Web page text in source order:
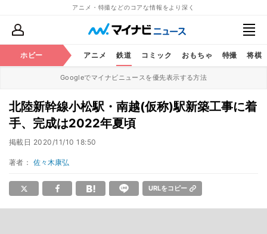
アニメ・特撮などのコアな情報をより深く
ホビー アニメ 鉄道 コミック おもちゃ 特撮 将棋
Googleでマイナビニュースを優先表示する方法
北陸新幹線小松駅・南越(仮称)駅新築工事に着
手、完成は2022年夏頃
掲載日 2020/11/10 18:50
著者： 佐々木康弘
URLをコピー